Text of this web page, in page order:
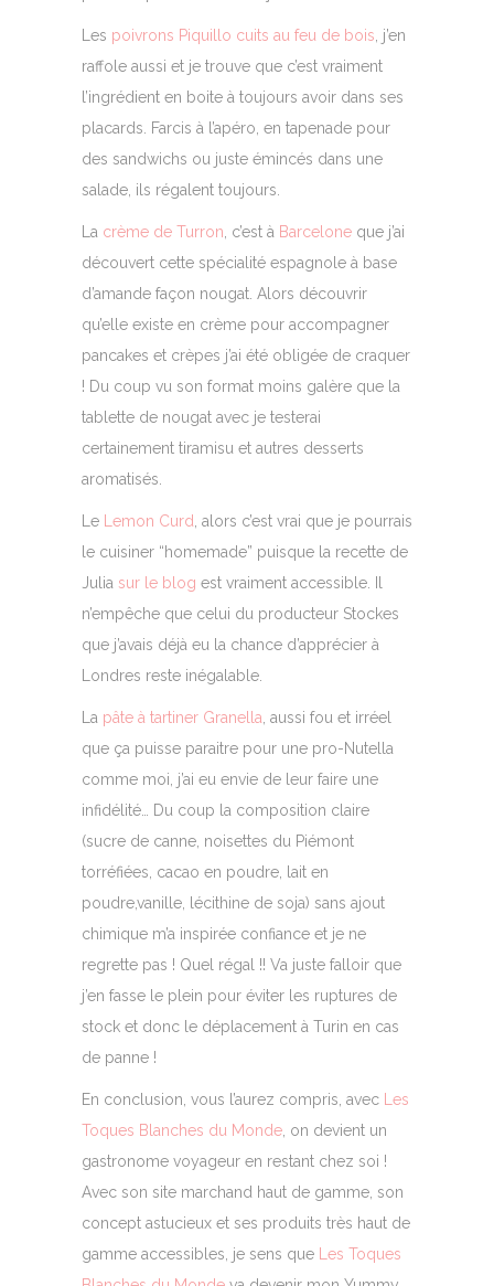
Les poivrons Piquillo cuits au feu de bois, j’en
raffole aussi et je trouve que c’est vraiment
l’ingrédient en boite à toujours avoir dans ses
placards. Farcis à l’apéro, en tapenade pour
des sandwichs ou juste émincés dans une
salade, ils régalent toujours.
La crème de Turron, c’est à Barcelone que j’ai
découvert cette spécialité espagnole à base
d’amande façon nougat. Alors découvrir
qu’elle existe en crème pour accompagner
pancakes et crèpes j’ai été obligée de craquer
! Du coup vu son format moins galère que la
tablette de nougat avec je testerai
certainement tiramisu et autres desserts
aromatisés.
Le Lemon Curd, alors c’est vrai que je pourrais
le cuisiner “homemade” puisque la recette de
Julia sur le blog est vraiment accessible. Il
n’empêche que celui du producteur Stockes
que j’avais déjà eu la chance d’apprécier à
Londres reste inégalable.
La pâte à tartiner Granella, aussi fou et irréel
que ça puisse paraitre pour une pro-Nutella
comme moi, j’ai eu envie de leur faire une
infidélité… Du coup la composition claire
(sucre de canne, noisettes du Piémont
torréfiées, cacao en poudre, lait en
poudre,vanille, lécithine de soja) sans ajout
chimique m’a inspirée confiance et je ne
regrette pas ! Quel régal !! Va juste falloir que
j’en fasse le plein pour éviter les ruptures de
stock et donc le déplacement à Turin en cas
de panne !
En conclusion, vous l’aurez compris, avec Les
Toques Blanches du Monde, on devient un
gastronome voyageur en restant chez soi !
Avec son site marchand haut de gamme, son
concept astucieux et ses produits très haut de
gamme accessibles, je sens que Les Toques